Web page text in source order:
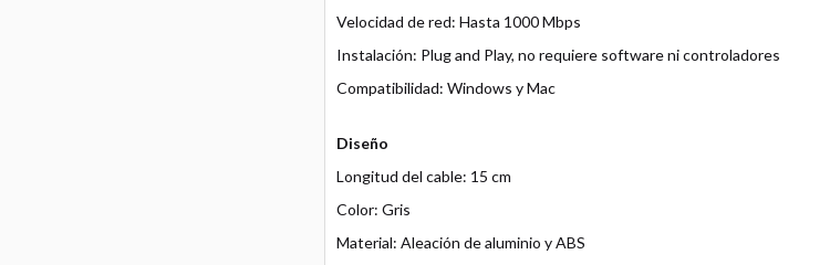
Velocidad de red: Hasta 1000 Mbps
Instalación: Plug and Play, no requiere software ni controladores
Compatibilidad: Windows y Mac
Diseño
Longitud del cable: 15 cm
Color: Gris
Material: Aleación de aluminio y ABS